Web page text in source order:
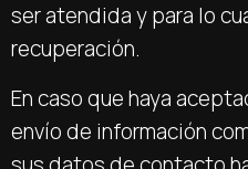
ser atendida y para lo
recuperación.
En caso que haya
envío de información